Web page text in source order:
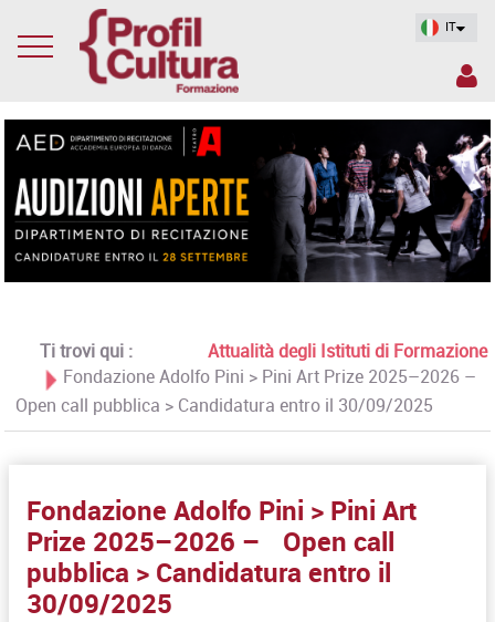
IT
Ti trovi qui :
Attualità degli Istituti di Formazione
Fondazione Adolfo Pini > Pini Art Prize 2025–2026 –
Open call pubblica > Candidatura entro il 30/09/2025
Fondazione Adolfo Pini > Pini Art
Prize 2025–2026 – Open call
pubblica > Candidatura entro il
30/09/2025